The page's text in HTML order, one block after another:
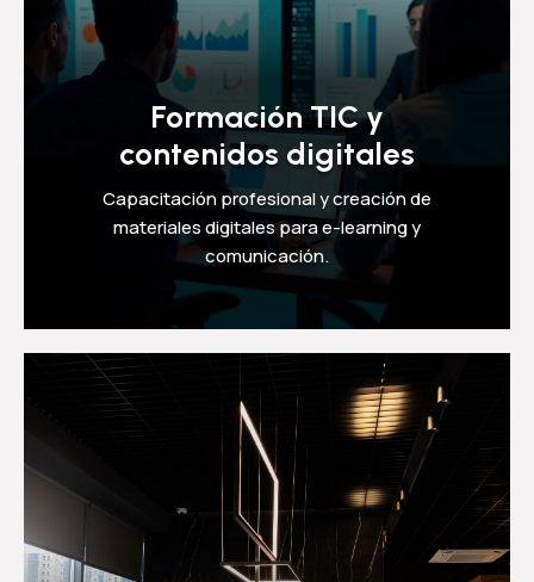
Formación TIC y
contenidos digitales
Capacitación profesional y creación de
materiales digitales para e-learning y
comunicación.